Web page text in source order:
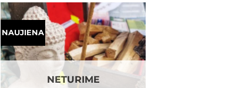
NAUJIENA Mėgstamiausias
NETURIME